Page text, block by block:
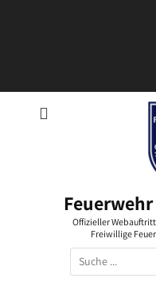
Offizieller
Freiwillige
Suchen
nach: